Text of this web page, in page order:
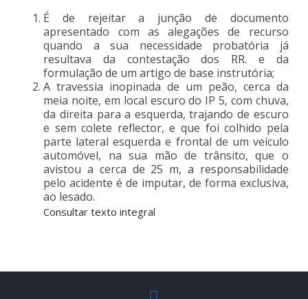
É de rejeitar a junção de documento
apresentado com as alegações de recurso
quando a sua necessidade probatória já
resultava da contestação dos RR. e da
formulação de um artigo de base instrutória;
A travessia inopinada de um peão, cerca da
meia noite, em local escuro do IP 5, com chuva,
da direita para a esquerda, trajando de escuro
e sem colete reflector, e que foi colhido pela
parte lateral esquerda e frontal de um veículo
automóvel, na sua mão de trânsito, que o
avistou a cerca de 25 m, a responsabilidade
pelo acidente é de imputar, de forma exclusiva,
ao lesado.
Consultar texto integral